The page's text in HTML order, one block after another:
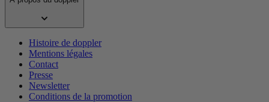
Histoire de doppler
Mentions légales
Contact
Presse
Newsletter
Conditions de la promotion